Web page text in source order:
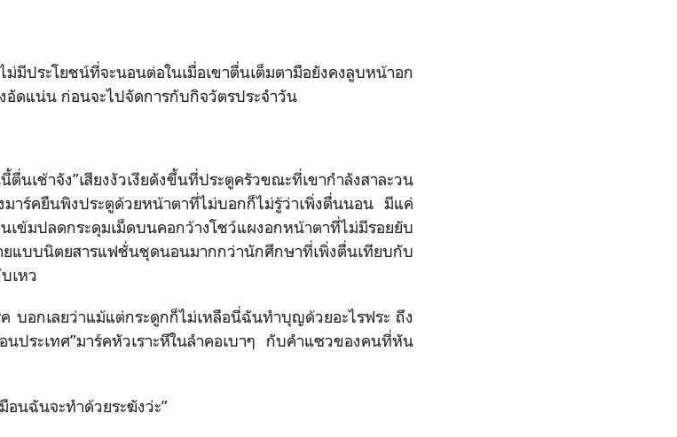
มีประโยชน์ที่จะนอนต่อในเมื่อเขาตื่นเต็มตามือยังคงลูบหน้าอก
อัดแน่น ก่อนจะไปจัดการกับกิจวัตรประจำวัน
นเช้าจัง”เสียงงัวเงียดังขึ้นที่ประตูครัวขณะที่เขากำลังสาละวน
าร์คยืนพิงประตูด้วยหน้าตาที่ไม่บอกก็ไม่รู้ว่าเพิ่งตื่นนอน มีแค่
ข้มปลดกระดุมเม็ดบนคอกว้างโชว์แผงอกหน้าตาที่ไม่มีรอยยับ
บบนิตยสารแฟชั่นชุดนอนมากกว่านักศึกษาที่เพิ่งตื่นเทียบกับ
เหว
บอกเลยว่าแม้แต่กระดูกก็ไม่เหลือนี่ฉันทำบุญด้วยอะไรฟระ ถึง
ประเทศ”มาร์คหัวเราะหึในลำคอเบาๆ กับคำแซวของคนที่หัน
อนฉันจะทำด้วยระฆังว่ะ”